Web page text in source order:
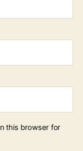
this browser for